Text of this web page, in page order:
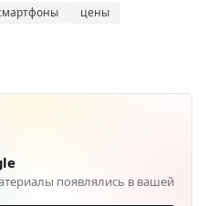
цены
появлялись в вашей